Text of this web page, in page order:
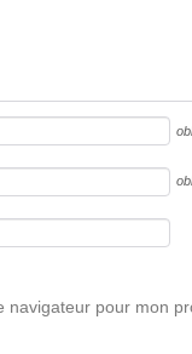
pour mon